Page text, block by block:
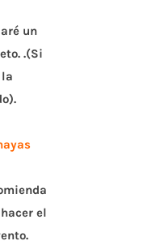
un
.(Si
el